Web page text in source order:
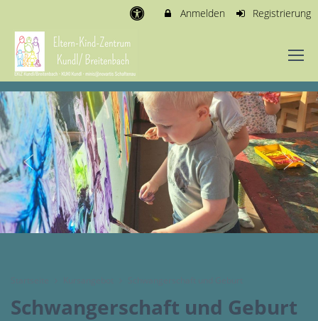
Anmelden Registrierung
Schwangerschaft und Geburt